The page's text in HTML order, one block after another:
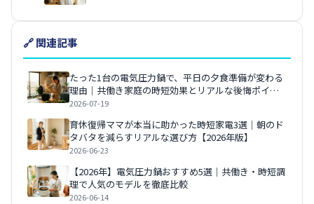
🔗 関連記事
たった1台の電気圧力鍋で、平日の夕食準備が変わる
理由｜共働き家庭の時短効果とリアルな後悔ポイン
ト【2026年版】
2026-07-19
育休復帰ママが本当に助かった時短家電3選｜朝のド
タバタを減らすリアルな選び方【2026年版】
2026-06-23
【2026年】電気圧力鍋おすすめ5選｜共働き・時短調
理で人気のモデルを徹底比較
2026-06-14